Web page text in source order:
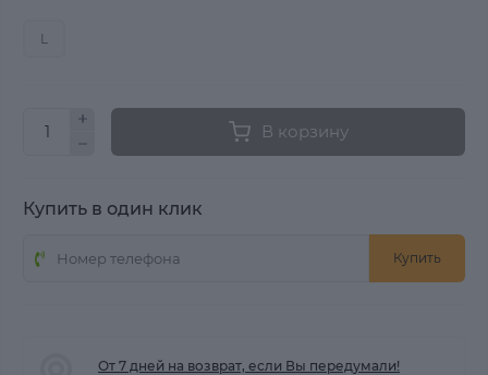
L
В корзину
Купить в один клик
Купить
От 7 дней на возврат, если Вы передумали!